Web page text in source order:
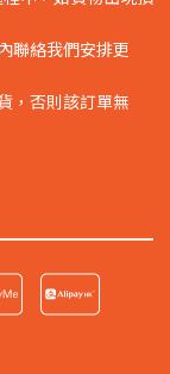
聯絡我們安排更
，否則該訂單無